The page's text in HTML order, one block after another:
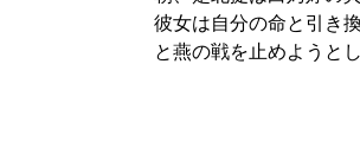
彼女は自分の命と引き
と燕の戦を止めようと